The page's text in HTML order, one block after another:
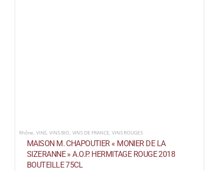
Rhône, VINS,VINS BIO, VINS DE FRANCE,VINS ROUGES
MAISON M. CHAPOUTIER « MONIER DE LA
SIZERANNE » A.O.P. HERMITAGE ROUGE 2018
BOUTEILLE 75CL